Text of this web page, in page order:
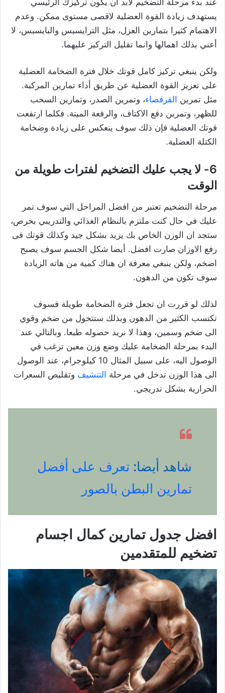
عند بدء مرحلة التضخيم لابد ان يكون تركيزك الرئيسي
يستهدف زيادة القوة العضلية لاقصى مستوى ممكن. وعدم
الاهتمام كثيرا بتمارين العزل، مثل الترايسبس والبايسبس، لا
أعني بذلك اهمالها وانما تقليل التركيز عليهما.
ولكن ينبغي تركيز كامل قوتك خلال فترة الضخامة العضلية
على تعزيز القوة العضلية عن طريق أداء تمارين المركبة.
مثل تمرين القرفصاء، وتمرين الصدر، وتمارين السحب
للظهر، وتمرين دفع الاكتاف، والرفعة الميتة. فكلما ارتفعت
قوتك العضلية فإن ذلك سوف ينعكس على زيادة وضخامة
الكتلة العضلية.
6- لا يجب عليك التضخيم لفترات طويلة من
الوقت
مرحلة التضخيم تعتبر من افضل المراحل التي سوف تمر
عليك في حال كنت ملتزم بالنظام الغذائي والتدريبي بحرص،
ستجد ان الوزن الخاص بك يزيد بشكل جيد وكذلك قوتك فى
رفع الاوزان صارت افضل. أيضا شكل الجسم سوف يصبح
اضخم، ولكن ينبغي معرفة ان هناك كمية من هاته الزيادة
سوف تكون من الدهون.
لذلك لو قررت ان تجعل فترة الضخامة طويلة فسوف
تكتسب الكثير من الدهون وبذلك ستتحول من ضخم وقوي
الى ضخم وسمين، وهذا لا نريد حصوله طبعا. وبالتالي عند
البدء بمرحلة الضخامة عليك وضع وزن معين ترغب في
الوصول اليه، على سبيل المثال 10 كيلوجرام، عند الوصول
الى هذا الوزن تدخل في مرحلة التنشيف وتقليص السعرات
الحرارية بشكل تدريجي.
شاهد أيضا: تعرف على أفضل
تمارين البطن بالصور
افضل جدول تمارين كمال اجسام
تضخيم للمتقدمين